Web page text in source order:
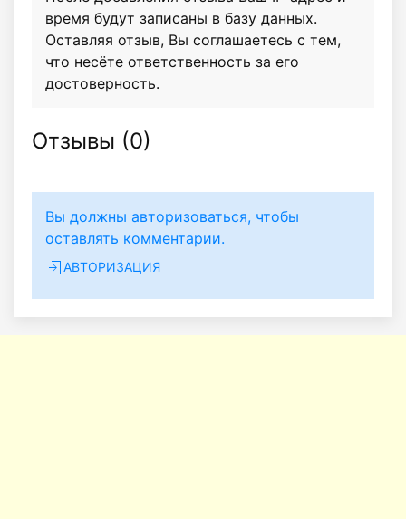
время будут записаны в базу данных.
Оставляя отзыв, Вы соглашаетесь с тем,
что несёте ответственность за его
достоверность.
Отзывы (0)
Вы должны авторизоваться, чтобы
оставлять комментарии.
АВТОРИЗАЦИЯ